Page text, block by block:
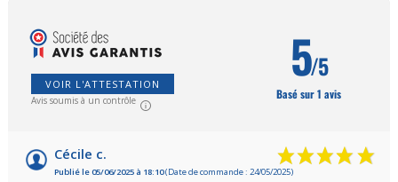
VOIR L'ATTESTATION
Avis soumis à un contrôle
5/5
Basé sur 1 avis
Cécile c.
Publié le 05/06/2025 à 18:10(Date de commande : 24/05/2025)